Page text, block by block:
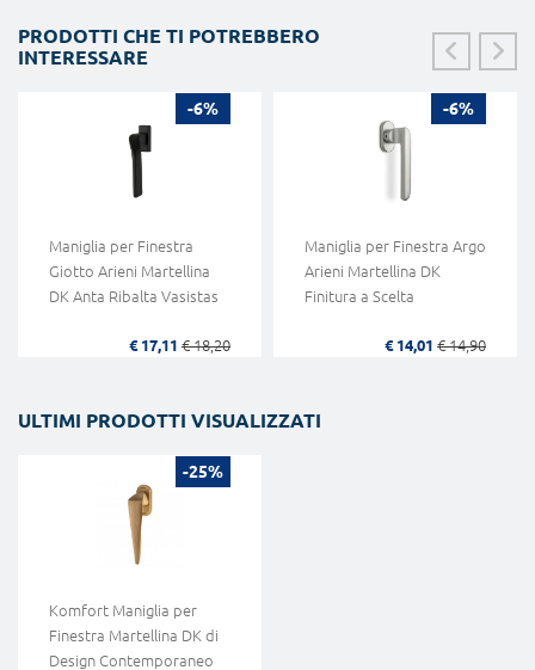
PRODOTTI CHE TI POTREBBERO
INTERESSARE
-6%
Maniglia per Finestra
Giotto Arieni Martellina
DK Anta Ribalta Vasistas
€ 17,11 € 18,20
-6%
Maniglia per Finestra Argo
Arieni Martellina DK
Finitura a Scelta
€ 14,01 € 14,90
ULTIMI PRODOTTI VISUALIZZATI
-25%
Komfort Maniglia per
Finestra Martellina DK di
Design Contemporaneo